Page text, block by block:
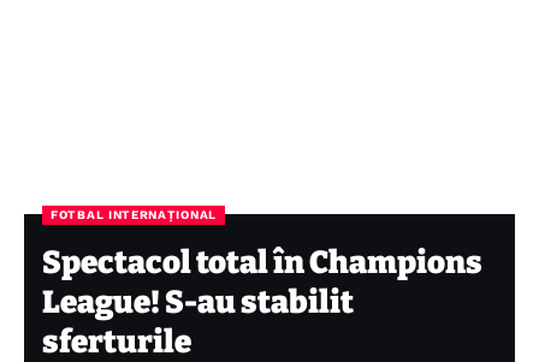
FOTBAL INTERNAȚIONAL
Spectacol total în Champions
League! S-au stabilit
sferturile